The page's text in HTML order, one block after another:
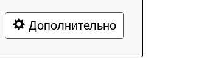
Дополнительно